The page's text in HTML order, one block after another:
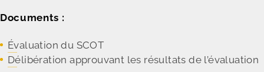
Documents :
Évaluation du SCOT
Délibération approuvant les résultats de l’évaluation